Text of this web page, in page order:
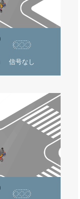
信号なし